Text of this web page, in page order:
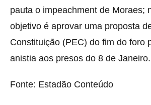
pauta o impeachment de Moraes;
objetivo é aprovar uma proposta
Constituição (PEC) do fim do foro
anistia aos presos do 8 de Janeiro.
Fonte: Estadão Conteúdo